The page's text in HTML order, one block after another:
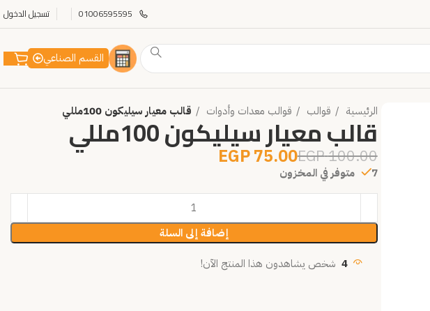
01006595595 تسجيل الدخول
القسم الصناعي
الرئيسية قوالب قوالب معدات وأدوات قالب معيار سيليكون 100ملليقالب معيار سيليكون 100مللي
100.00
EGP
75.00
EGP
7 متوفر في المخزون
إضافة إلى السلة
4 شخص يشاهدون هذا المنتج الآن!